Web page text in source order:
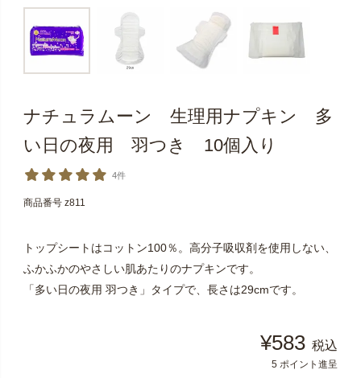
ナチュラムーン 生理用ナプキン 多
い日の夜用 羽つき 10個入り
4件
商品番号 z811
トップシートはコットン100％。高分子吸収剤を使用しない、
ふかふかのやさしい肌あたりのナプキンです。
「多い日の夜用 羽つき」タイプで、長さは29cmです。
¥583 税込
5 ポイント進呈